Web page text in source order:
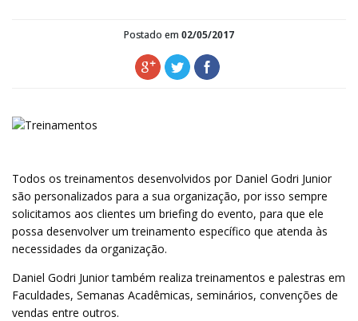
Postado em 02/05/2017
Todos os treinamentos desenvolvidos por Daniel Godri Junior
são personalizados para a sua organização, por isso sempre
solicitamos aos clientes um briefing do evento, para que ele
possa desenvolver um treinamento específico que atenda às
necessidades da organização.
Daniel Godri Junior também realiza treinamentos e palestras em
Faculdades, Semanas Acadêmicas, seminários, convenções de
vendas entre outros.